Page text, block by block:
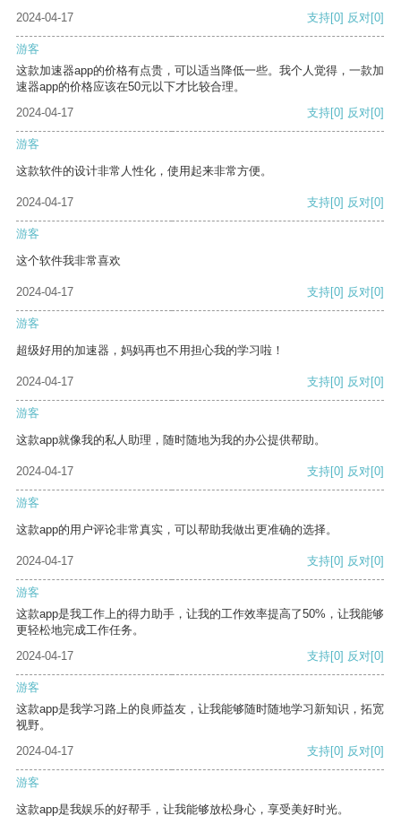
2024-04-17
支持[0] 反对[0]
游客
这款加速器app的价格有点贵，可以适当降低一些。我个人觉得，一款加
速器app的价格应该在50元以下才比较合理。
2024-04-17
支持[0] 反对[0]
游客
这款软件的设计非常人性化，使用起来非常方便。
2024-04-17 支持[0] 反对[0]
游客
这个软件我非常喜欢
2024-04-17 支持[0] 反对[0]
游客
超级好用的加速器，妈妈再也不用担心我的学习啦！
2024-04-17 支持[0] 反对[0]
游客
这款app就像我的私人助理，随时随地为我的办公提供帮助。
2024-04-17 支持[0] 反对[0]
游客
这款app的用户评论非常真实，可以帮助我做出更准确的选择。
2024-04-17 支持[0] 反对[0]
游客
这款app是我工作上的得力助手，让我的工作效率提高了50%，让我能够
更轻松地完成工作任务。
2024-04-17
支持[0] 反对[0]
游客
这款app是我学习路上的良师益友，让我能够随时随地学习新知识，拓宽
视野。
2024-04-17
支持[0] 反对[0]
游客
这款app是我娱乐的好帮手，让我能够放松身心，享受美好时光。